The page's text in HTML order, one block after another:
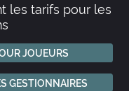
les tarifs pour les
JOUEURS
GESTIONNAIRES